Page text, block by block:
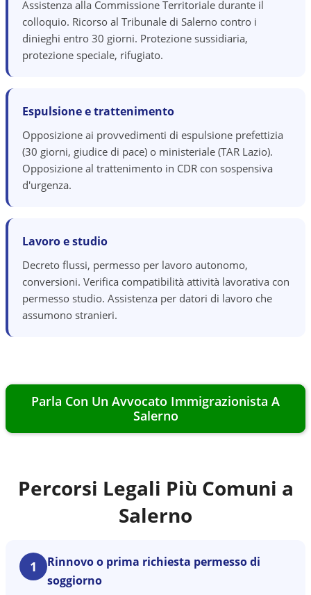
Assistenza alla Commissione Territoriale durante il
colloquio. Ricorso al Tribunale di Salerno contro i
dinieghi entro 30 giorni. Protezione sussidiaria,
protezione speciale, rifugiato.
Espulsione e trattenimento
Opposizione ai provvedimenti di espulsione prefettizia
(30 giorni, giudice di pace) o ministeriale (TAR Lazio).
Opposizione al trattenimento in CDR con sospensiva
d'urgenza.
Lavoro e studio
Decreto flussi, permesso per lavoro autonomo,
conversioni. Verifica compatibilità attività lavorativa con
permesso studio. Assistenza per datori di lavoro che
assumono stranieri.
Parla Con Un Avvocato Immigrazionista A
Salerno
Percorsi Legali Più Comuni a
Salerno
1
Rinnovo o prima richiesta permesso di
soggiorno